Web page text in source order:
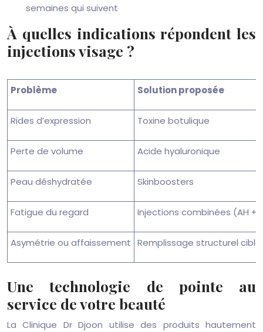
semaines qui suivent
À quelles indications répondent les
injections visage ?
Problème Solution proposée
Rides d’expression Toxine botulique
Perte de volume Acide hyaluronique
Peau déshydratée Skinboosters
Fatigue du regard Injections combinées (AH +
Asymétrie ou affaissement Remplissage structurel ciblé
Une technologie de pointe au
service de votre beauté
La Clinique Dr Djoon utilise des produits hautement